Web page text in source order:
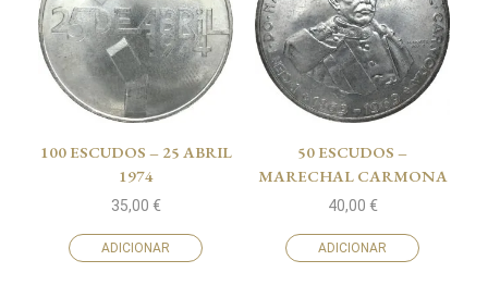
100 ESCUDOS – 25 ABRIL
1974
35,00 €
ADICIONAR
50 ESCUDOS –
MARECHAL CARMONA
40,00 €
ADICIONAR